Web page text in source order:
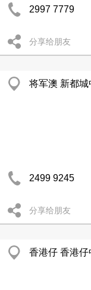
2997 7779
分享给朋友
将军澳 新都城
2499 9245
分享给朋友
香港仔 香港仔